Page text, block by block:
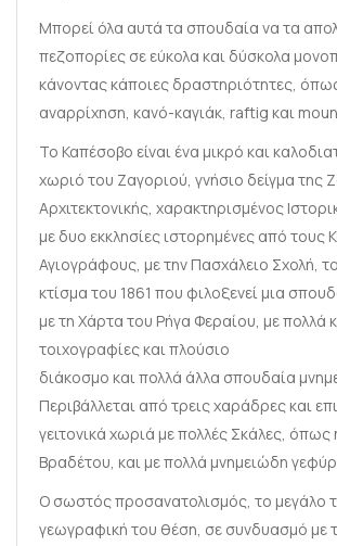
Μπορεί όλα αυτά τα σπουδαία να τα
πεζοπορίες σε εύκολα και δύσκολα
κάνοντας κάποιες δραστηριότητες,
αναρρίχηση, κανό-καγιάκ, raftig και
Το Καπέσοβο είναι ένα μικρό και
χωριό του Ζαγοριού, γνήσιο δείγμα της
Αρχιτεκτονικής, χαρακτηρισμένος
με δυο εκκλησίες ιστορημένες από τους
Αγιογράφους, με την Πασχάλειο Σχολή,
κτίσμα του 1861 που φιλοξενεί μια
με τη Χάρτα του Ρήγα Φεραίου, με πολλά
τοιχογραφίες και πλούσιο
διάκοσμο και πολλά άλλα σπουδαία
Περιβάλλεται από τρεις χαράδρες και
γειτονικά χωριά με πολλές Σκάλες, όπως
Βραδέτου, και με πολλά μνημειώδη
Ο σωστός προσανατολισμός, το μεγάλο
γεωγραφική του θέση, σε συνδυασμό με